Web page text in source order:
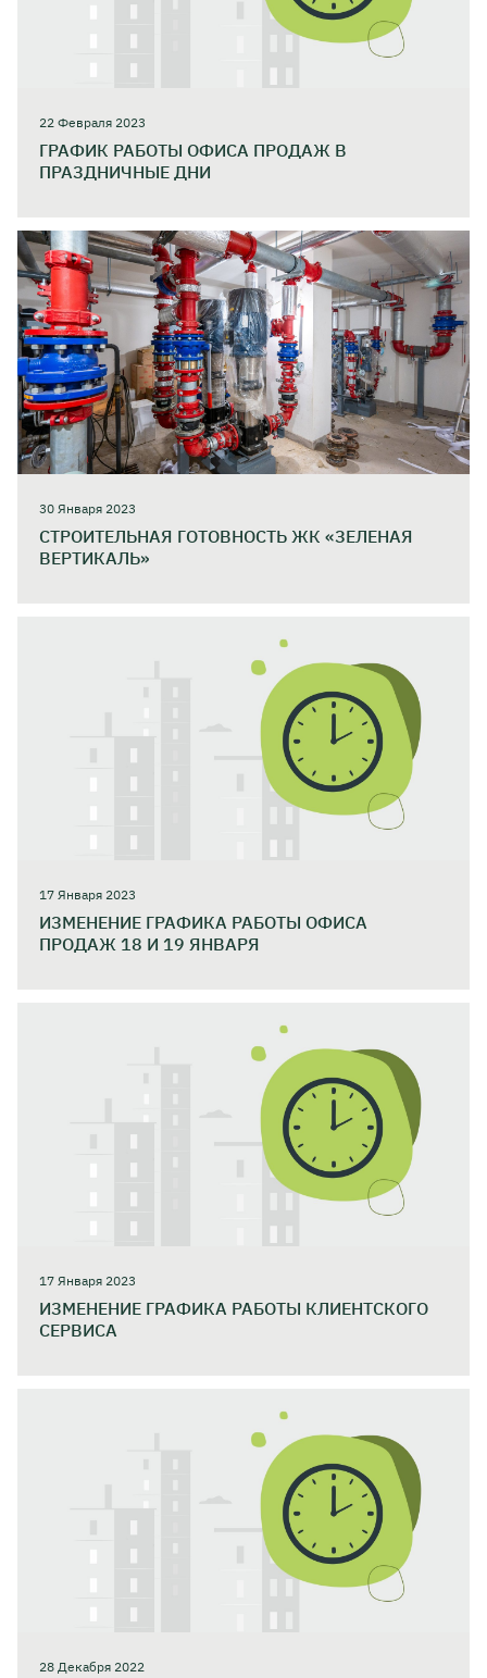
22 Февраля 2023
ГРАФИК РАБОТЫ ОФИСА ПРОДАЖ В
ПРАЗДНИЧНЫЕ ДНИ
30 Января 2023
СТРОИТЕЛЬНАЯ ГОТОВНОСТЬ ЖК «ЗЕЛЕНАЯ
ВЕРТИКАЛЬ»
17 Января 2023
ИЗМЕНЕНИЕ ГРАФИКА РАБОТЫ ОФИСА
ПРОДАЖ 18 И 19 ЯНВАРЯ
17 Января 2023
ИЗМЕНЕНИЕ ГРАФИКА РАБОТЫ КЛИЕНТСКОГО
СЕРВИСА
28 Декабря 2022